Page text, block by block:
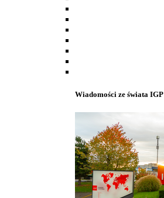
Wiadomości ze świata IGP